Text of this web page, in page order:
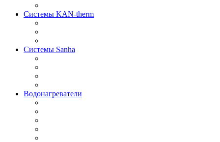
Системы KAN-therm
Системы Sanha
Водонагреватели